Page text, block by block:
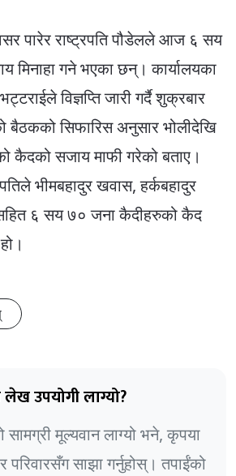
पारेर राष्ट्रपति पौडेलले आज ६ सय
मिनाहा गने भएका छन्। कार्यालयका
विज्ञप्ति जारी गर्दै शुक्रबार
बैठकको सिफारिस अनुसार भोलीदेखि
कैदको सजाय माफी गरेको बताए।
भीमबहादुर खवास, हर्कबहादुर
६ सय ७० जना कैदीहरुको कैद
लेख उपयोगी लाग्यो?
सामग्री मूल्यवान लाग्यो भने, कृपया
परिवारसँग साझा गर्नुहोस्। तपाईंको